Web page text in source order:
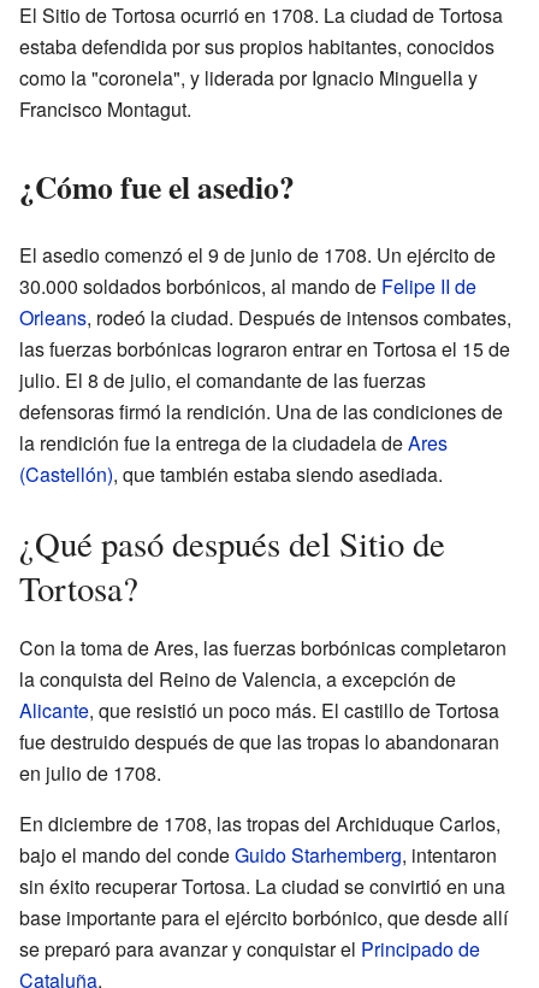
El Sitio de Tortosa ocurrió en 1708. La ciudad de Tortosa
estaba defendida por sus propios habitantes, conocidos
como la "coronela", y liderada por Ignacio Minguella y
Francisco Montagut.
¿Cómo fue el asedio?
El asedio comenzó el 9 de junio de 1708. Un ejército de
30.000 soldados borbónicos, al mando de Felipe II de
Orleans, rodeó la ciudad. Después de intensos combates,
las fuerzas borbónicas lograron entrar en Tortosa el 15 de
julio. El 8 de julio, el comandante de las fuerzas
defensoras firmó la rendición. Una de las condiciones de
la rendición fue la entrega de la ciudadela deAres
(Castellón), que también estaba siendo asediada.
¿Qué pasó después del Sitio de
Tortosa?
Con la toma de Ares, las fuerzas borbónicas completaron
la conquista del Reino de Valencia, a excepción de
Alicante, que resistió un poco más. El castillo de Tortosa
fue destruido después de que las tropas lo abandonaran
en julio de 1708.
En diciembre de 1708, las tropas del Archiduque Carlos,
bajo el mando del condeGuido Starhemberg, intentaron
sin éxito recuperar Tortosa. La ciudad se convirtió en una
base importante para el ejército borbónico, que desde allí
se preparó para avanzar y conquistar el Principado de
Cataluña.